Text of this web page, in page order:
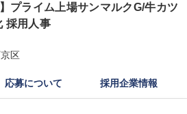
プライム上場サンマルクG/牛カツ
採用人事
区
応募について 採用企業情報